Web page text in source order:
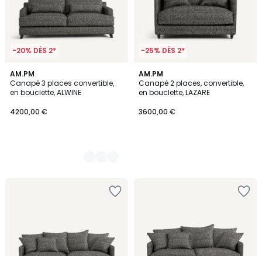
-20% DÈS 2*
AM.PM
Canapé 3 places convertible,
en bouclette, ALWINE
4200,00 €
3
Couleurs
-25% DÈS 2*
AM.PM
Canapé 2 places, convertible,
en bouclette, LAZARE
3600,00 €